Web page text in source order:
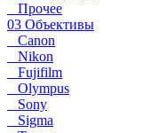
Прочее
03 Объективы
Canon
Nikon
Fujifilm
Olympus
Sony
Sigma